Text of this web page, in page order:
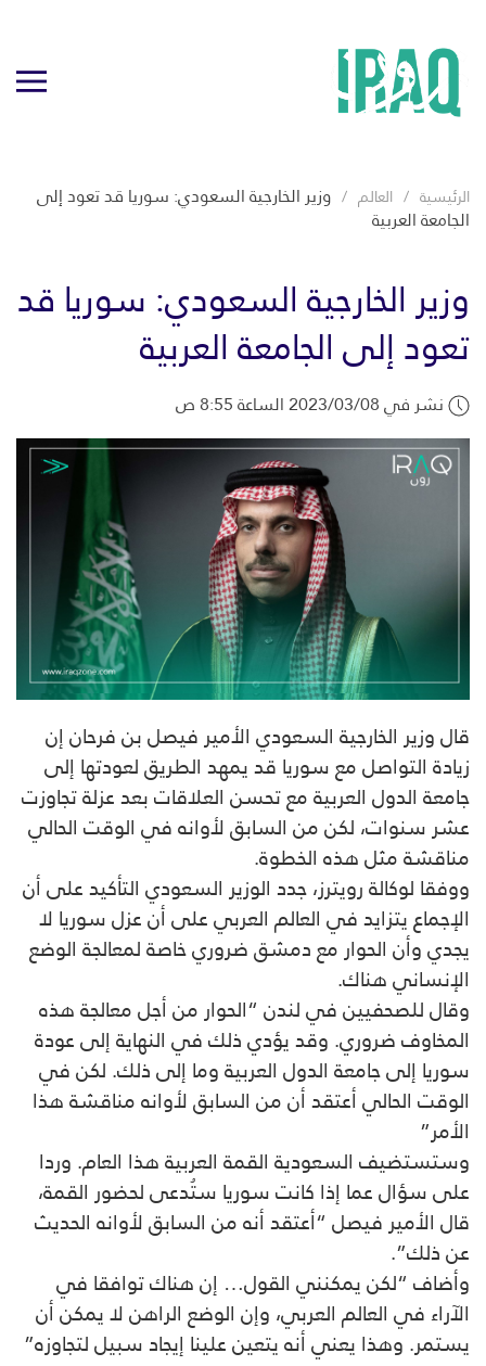
الرئيسية العالم وزير الخارجية السعودي: سوريا قد تعود إلى
الجامعة العربية
وزير الخارجية السعودي: سوريا قد
تعود إلى الجامعة العربية
نشر في 2023/03/08 الساعة 8:55 ص
قال وزير الخارجية السعودي الأمير فيصل بن فرحان إن
زيادة التواصل مع سوريا قد يمهد الطريق لعودتها إلى
جامعة الدول العربية مع تحسن العلاقات بعد عزلة تجاوزت
عشر سنوات، لكن من السابق لأوانه في الوقت الحالي
مناقشة مثل هذه الخطوة.
ووفقا لوكالة رويترز، جدد الوزير السعودي التأكيد على أن
الإجماع يتزايد في العالم العربي على أن عزل سوريا لا
يجدي وأن الحوار مع دمشق ضروري خاصة لمعالجة الوضع
الإنساني هناك.
وقال للصحفيين في لندن “الحوار من أجل معالجة هذه
المخاوف ضروري. وقد يؤدي ذلك في النهاية إلى عودة
سوريا إلى جامعة الدول العربية وما إلى ذلك. لكن في
الوقت الحالي أعتقد أن من السابق لأوانه مناقشة هذا
الأمر”
وستستضيف السعودية القمة العربية هذا العام. وردا
على سؤال عما إذا كانت سوريا ستُدعى لحضور القمة،
قال الأمير فيصل “أعتقد أنه من السابق لأوانه الحديث
عن ذلك”.
وأضاف “لكن يمكنني القول… إن هناك توافقا في
الآراء في العالم العربي، وإن الوضع الراهن لا يمكن أن
يستمر. وهذا يعني أنه يتعين علينا إيجاد سبيل لتجاوزه”